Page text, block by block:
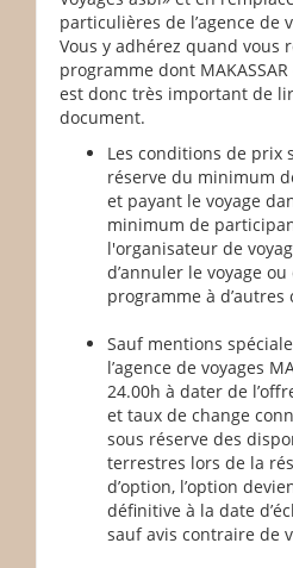
particulières de l’agence de
Vous y adhérez quand vous
programme dont
est donc très important de
document.
Les conditions de prix
réserve du minimum
et payant le voyage
minimum de
l'organisateur de
d’annuler le voyage
programme à
Sauf mentions
l’agence de voyages
24.00h à dater de
et taux de change
sous réserve des
terrestres lors de la
d’option, l’option
définitive à la date
sauf avis contraire de